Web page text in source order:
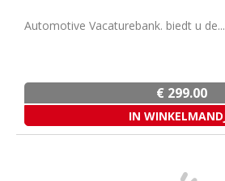
Automotive Vacaturebank. biedt u de...
€ 299.00